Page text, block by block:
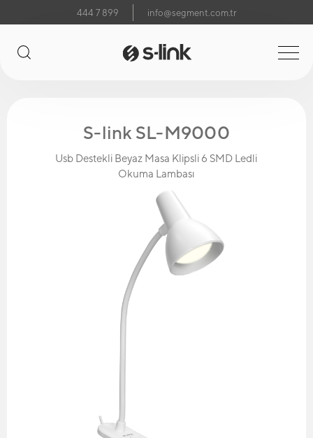
444 7 899 info@segment.com.tr
S-link SL-M9000
Usb Destekli Beyaz Masa Klipsli 6 SMD Ledli
Okuma Lambası